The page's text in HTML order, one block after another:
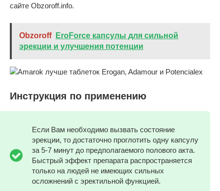
сайте Obzoroff.info.
Obzoroff
EroForce капсулы для сильной
эрекции и улучшения потенции
Инструкция по применению
Если Вам необходимо вызвать состояние
эрекции, то достаточно проглотить одну капсулу
за 5-7 минут до предполагаемого полового акта.
Быстрый эффект препарата распространяется
только на людей не имеющих сильных
осложнений с эректильной функцией.